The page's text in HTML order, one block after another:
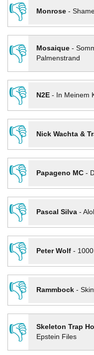
👎
Monrose-
👎
Mosaique-
Palmenstrand
👎
N2E- In Meinem
👎
Nick Wachta &
👎
Papageno MC-
👎
Pascal Silva-
👎
Peter Wolf-
👎
Rammbock-
👎
Skeleton Trap
Epstein Files